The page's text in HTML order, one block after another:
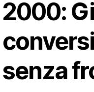
2000:
senza